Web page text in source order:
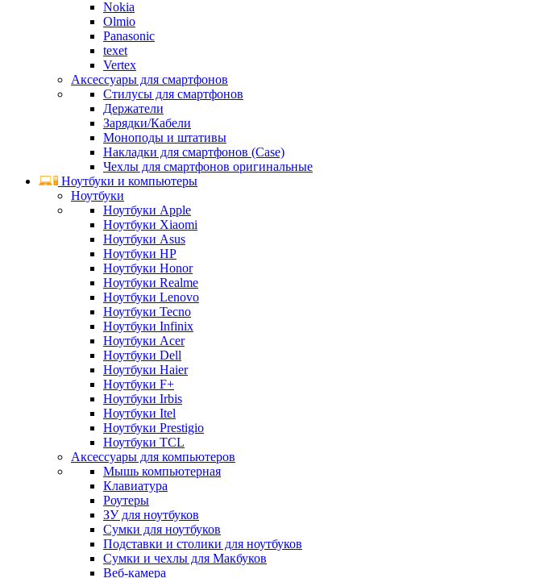
Nokia
Olmio
Panasonic
texet
Vertex
Аксессуары для смартфонов
Стилусы для смартфонов
Держатели
Зарядки/Кабели
Моноподы и штативы
Накладки для смартфонов (Case)
Чехлы для смартфонов оригинальные
Ноутбуки и компьютеры
Ноутбуки
Ноутбуки Apple
Ноутбуки Xiaomi
Ноутбуки Asus
Ноутбуки HP
Ноутбуки Honor
Ноутбуки Realme
Ноутбуки Lenovo
Ноутбуки Tecno
Ноутбуки Infinix
Ноутбуки Acer
Ноутбуки Dell
Ноутбуки Haier
Ноутбуки F+
Ноутбуки Irbis
Ноутбуки Itel
Ноутбуки Prestigio
Ноутбуки TCL
Аксессуары для компьютеров
Мышь компьютерная
Клавиатура
Роутеры
ЗУ для ноутбуков
Сумки для ноутбуков
Подставки и столики для ноутбуков
Сумки и чехлы для Макбуков
Веб-камера